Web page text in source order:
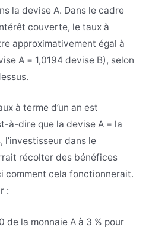
la devise A. Dans le cadre
couverte, le taux à
approximativement égal à
A = 1,0194 devise B), selon
à terme d’un an est
à-dire que la devise A = la
l’investisseur dans le
récolter des bénéfices
comment cela fonctionnerait.
:
de la monnaie A à 3 % pour